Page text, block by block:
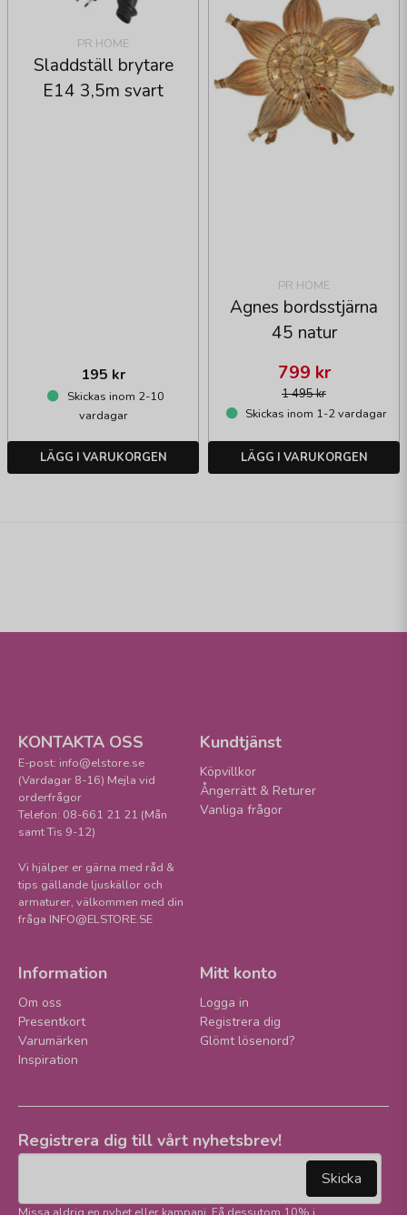
PR HOME
Sladdställ brytare
E14 3,5m svart
195 kr
Skickas inom 2-10
vardagar
LÄGG I VARUKORGEN
PR HOME
Agnes bordsstjärna
45 natur
1 495 kr
799 kr
Skickas inom 1-2 vardagar
LÄGG I VARUKORGEN
KONTAKTA OSS
E-post: info@elstore.se
(Vardagar 8-16) Mejla vid
orderfrågor
Telefon: 08-661 21 21 (Mån
samt Tis 9-12)
Vi hjälper er gärna med råd &
tips gällande ljuskällor och
armaturer, välkommen med din
fråga INFO@ELSTORE.SE
Kundtjänst
Köpvillkor
Ångerrätt & Returer
Vanliga frågor
Information
Om oss
Presentkort
Varumärken
Inspiration
Mitt konto
Logga in
Registrera dig
Glömt lösenord?
Registrera dig till vårt nyhetsbrev!
Skicka